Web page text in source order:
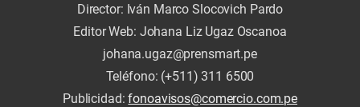
Director: Iván Marco Slocovich Pardo
Editor Web: Johana Liz Ugaz Oscanoa
johana.ugaz@prensmart.pe
Teléfono: (+511) 311 6500
Publicidad:fonoavisos@comercio.com.pe